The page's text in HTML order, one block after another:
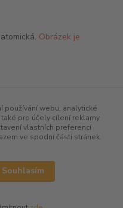
Obrázek je
používání webu, analytické
pro účely cílení reklamy
vlastních preferencí
ve spodní části stránek.
Souhlasím